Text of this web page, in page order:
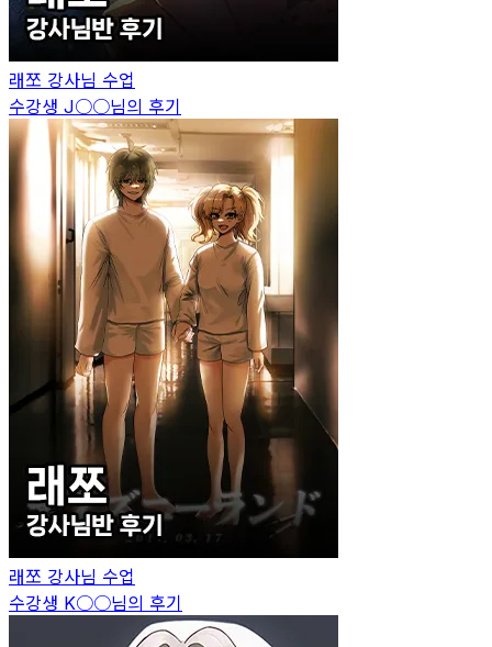
래쪼 강사님 수업
수강생 J○○님의 후기
래쪼 강사님 수업
수강생 K○○님의 후기